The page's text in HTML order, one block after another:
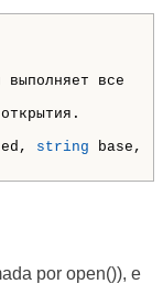
все
string base,
por open()), e